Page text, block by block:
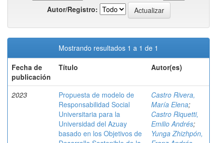
Autor/Registro:
Mostrando resultados 1 a 1 de 1
Fecha de
publicación
Título Autor(es)
2023
Propuesta de modelo de
Responsabilidad Social
Universitaria para la
Universidad del Azuay
basado en los Objetivos de
Castro Rivera,
María Elena;
Castro Riquetti,
Emilio Andrés;
Yunga Zhizhpón,